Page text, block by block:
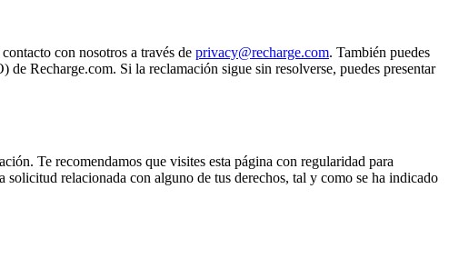
con nosotros a través de privacy@recharge.com. También puedes
Recharge.com. Si la reclamación sigue sin resolverse, puedes presentar
Te recomendamos que visites esta página con regularidad para
relacionada con alguno de tus derechos, tal y como se ha indicado